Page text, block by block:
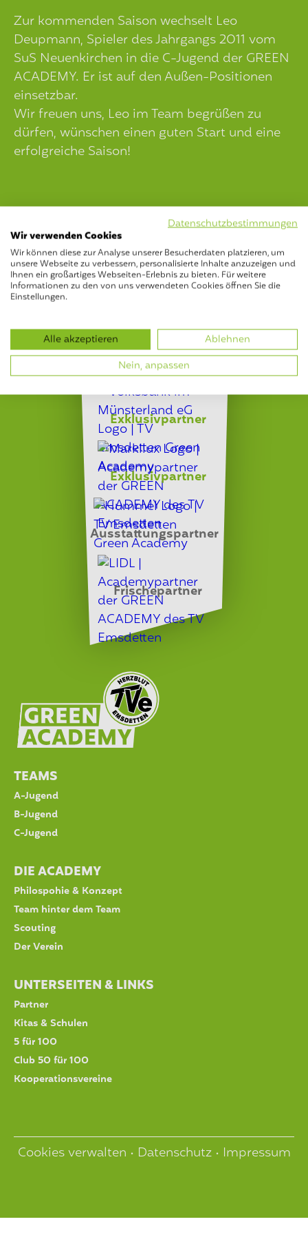
Zur kommenden Saison wechselt Leo
Deupmann, Spieler des Jahrgangs 2011 vom
SuS Neuenkirchen in die C-Jugend der GREEN
ACADEMY. Er ist auf den Außen-Positionen
einsetzbar.
Wir freuen uns, Leo im Team begrüßen zu
dürfen, wünschen einen guten Start und eine
erfolgreiche Saison!
Bewegungspartner
Exklusivpartner
Exklusivpartner
Ausstattungspartner
Frischepartner
TEAMS
A-Jugend
B-Jugend
C-Jugend
DIE ACADEMY
Philospohie & Konzept
Team hinter dem Team
Scouting
Der Verein
UNTERSEITEN & LINKS
Partner
Kitas & Schulen
5 für 100
Club 50 für 100
Kooperationsvereine
Cookies verwalten • Datenschutz• Impressum
Datenschutzbestimmungen
Wir verwenden Cookies
Wir können diese zur Analyse unserer Besucherdaten platzieren, um
unsere Webseite zu verbessern, personalisierte Inhalte anzuzeigen und
Ihnen ein großartiges Webseiten-Erlebnis zu bieten. Für weitere
Informationen zu den von uns verwendeten Cookies öffnen Sie die
Einstellungen.
Alle akzeptieren
Ablehnen
Nein, anpassen